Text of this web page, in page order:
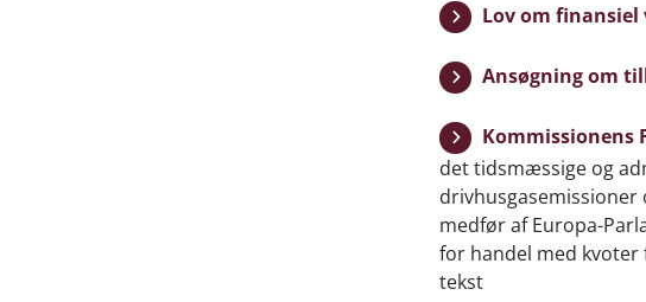
Lov om
Ansøgning om
Kommissionens
det tidsmæssige og
drivhusgasemissioner
medfør af Europa-
for handel med kvoter
tekst